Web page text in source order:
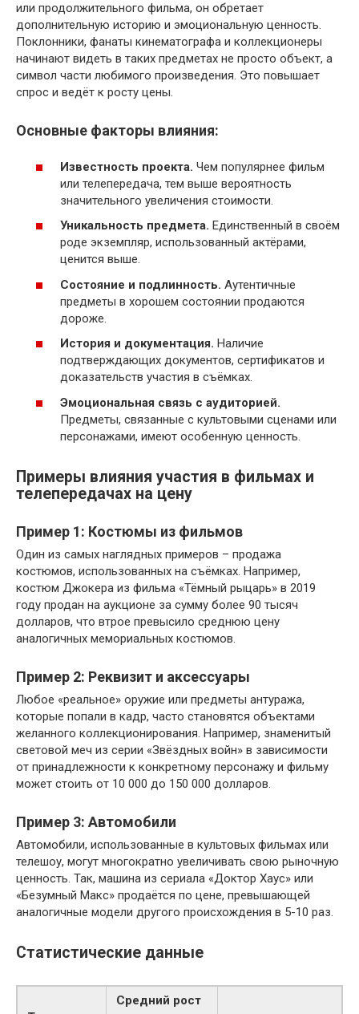
или продолжительного фильма, он обретает
дополнительную историю и эмоциональную ценность.
Поклонники, фанаты кинематографа и коллекционеры
начинают видеть в таких предметах не просто объект, а
символ части любимого произведения. Это повышает
спрос и ведёт к росту цены.
Основные факторы влияния:
Известность проекта. Чем популярнее фильм
или телепередача, тем выше вероятность
значительного увеличения стоимости.
Уникальность предмета. Единственный в своём
роде экземпляр, использованный актёрами,
ценится выше.
Состояние и подлинность. Аутентичные
предметы в хорошем состоянии продаются
дороже.
История и документация. Наличие
подтверждающих документов, сертификатов и
доказательств участия в съёмках.
Эмоциональная связь с аудиторией.
Предметы, связанные с культовыми сценами или
персонажами, имеют особенную ценность.
Примеры влияния участия в фильмах и
телепередачах на цену
Пример 1: Костюмы из фильмов
Один из самых наглядных примеров – продажа
костюмов, использованных на съёмках. Например,
костюм Джокера из фильма «Тёмный рыцарь» в 2019
году продан на аукционе за сумму более 90 тысяч
долларов, что втрое превысило среднюю цену
аналогичных мемориальных костюмов.
Пример 2: Реквизит и аксессуары
Любое «реальное» оружие или предметы антуража,
которые попали в кадр, часто становятся объектами
желанного коллекционирования. Например, знаменитый
световой меч из серии «Звёздных войн» в зависимости
от принадлежности к конкретному персонажу и фильму
может стоить от 10 000 до 150 000 долларов.
Пример 3: Автомобили
Автомобили, использованные в культовых фильмах или
телешоу, могут многократно увеличивать свою рыночную
ценность. Так, машина из сериала «Доктор Хаус» или
«Безумный Макс» продаётся по цене, превышающей
аналогичные модели другого происхождения в 5-10 раз.
Статистические данные
Средний рост